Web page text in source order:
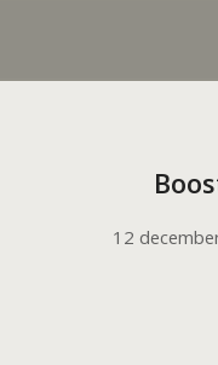
12